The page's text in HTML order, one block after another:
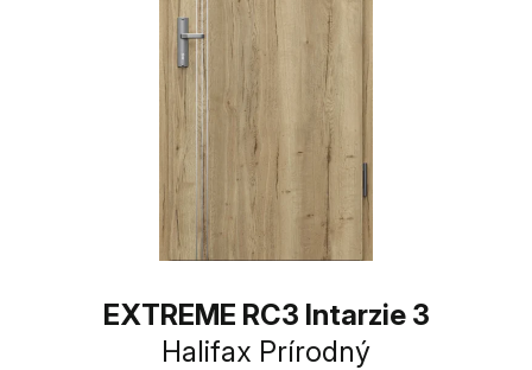
EXTREME RC3 Intarzie 3
Halifax Prírodný